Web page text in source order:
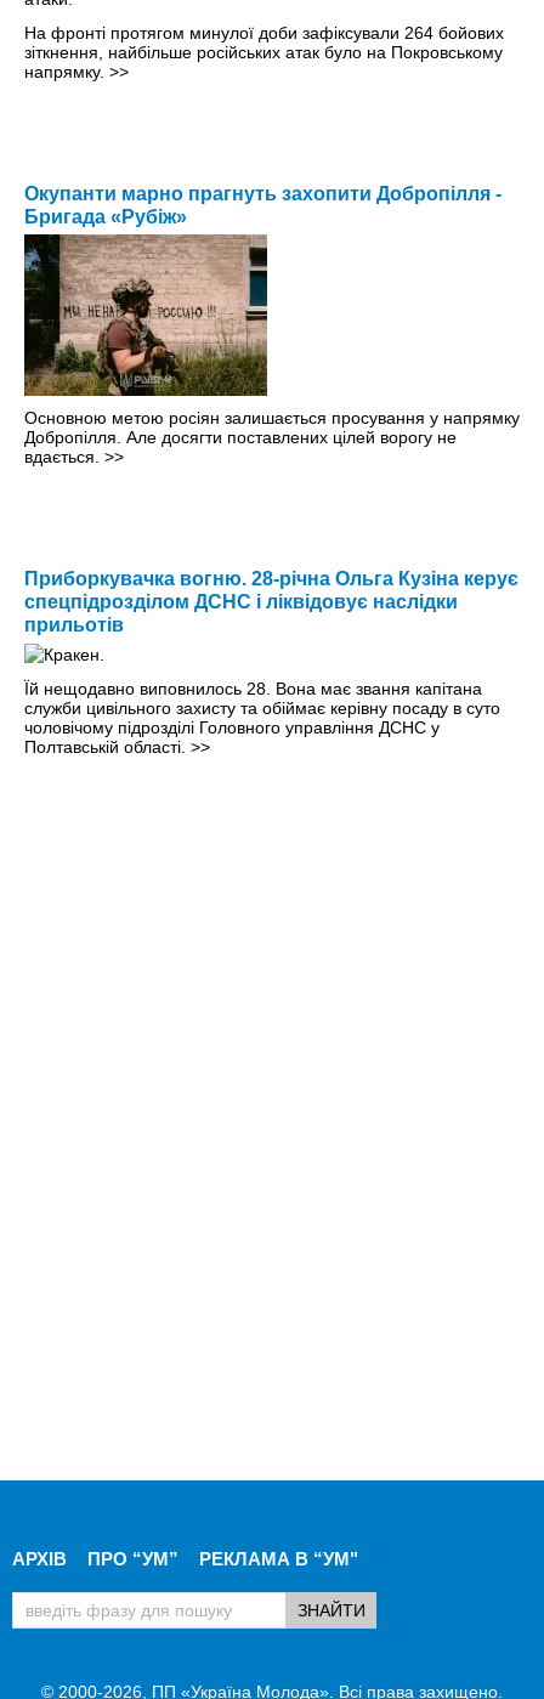
На фронті протягом минулої доби зафіксували 264 бойових
зіткнення, найбільше російських атак було на Покровському
напрямку. >>
Окупанти марно прагнуть захопити Добропілля -
Бригада «Рубіж»
Основною метою росіян залишається просування у напрямку
Добропілля. Але досягти поставлених цілей ворогу не
вдається. >>
Приборкувачка вогню. 28-річна Ольга Кузіна керує
спецпідрозділом ДСНС і ліквідовує наслідки
прильотів
Їй нещодавно виповнилось 28. Вона має звання капітана
служби цивільного захисту та обіймає керівну посаду в суто
чоловічому підрозділі Головного управління ДСНС у
Полтавській області. >>
АРХІВ ПРО “УМ” РЕКЛАМА В “УМ"
© 2000-2026, ПП «Україна Молода». Всі права захищено.